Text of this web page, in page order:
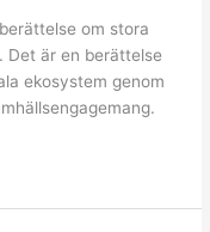
om stora
Det är en berättelse
ekosystem genom